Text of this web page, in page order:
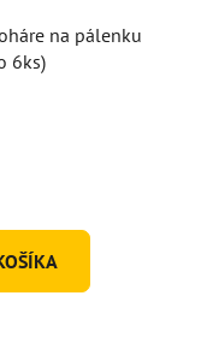
na pálenku
6ks)